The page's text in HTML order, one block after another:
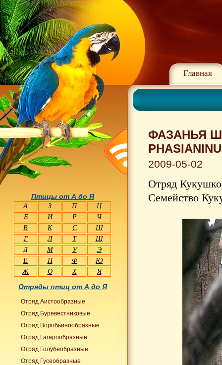
Главная
ФАЗАНЬЯ
2009-05-02
Отряд
Семейство
Птицы от А до Я
А З П
Ц
Б
И Р
Ч
В
К С
Ш
Г
Л Т
Щ
Д
М У
Э
Е
Н Ф
Ю
Ж
О Х Я
Отряды птиц от А до Я
Отряд Аистообразные
Отряд Буревестниковые
Отряд Воробьинообразные
Отряд Гагарообразные
Отряд Голубеобразные
Отряд Гусеобразные